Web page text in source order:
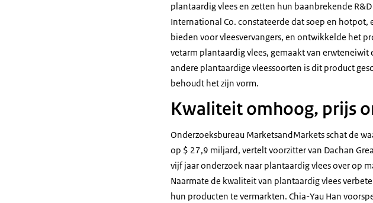
plantaardig vlees en zetten hun baanbrekende
International Co. constateerde dat soep en hotpot,
bieden voor vleesvervangers, en ontwikkelde het
vetarm plantaardig vlees, gemaakt van
andere plantaardige vleessoorten is dit product
behoudt het zijn vorm.
Kwaliteit omhoog, prijs
Onderzoeksbureau MarketsandMarkets schat de
op $ 27,9 miljard, vertelt voorzitter van Dachan
vijf jaar onderzoek naar plantaardig vlees over op
Naarmate de kwaliteit van plantaardig vlees
hun producten te vermarkten. Chia-Yau Han